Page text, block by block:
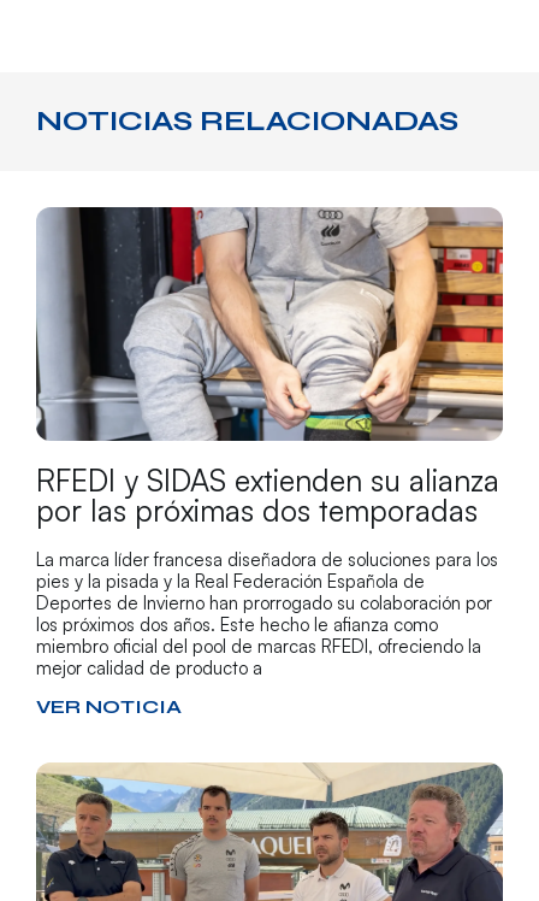
NOTICIAS RELACIONADAS
RFEDI y SIDAS extienden su alianza
por las próximas dos temporadas
La marca líder francesa diseñadora de soluciones para los
pies y la pisada y la Real Federación Española de
Deportes de Invierno han prorrogado su colaboración por
los próximos dos años. Este hecho le afianza como
miembro oficial del pool de marcas RFEDI, ofreciendo la
mejor calidad de producto a
VER NOTICIA